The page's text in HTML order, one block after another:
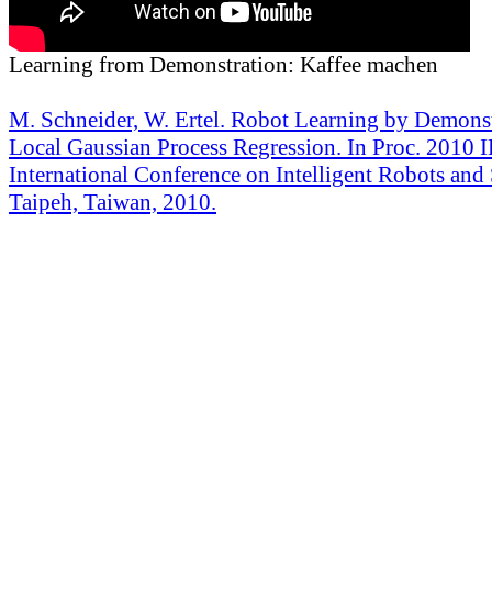
Learning from Demonstration: Kaffee machen
M. Schneider, W. Ertel. Robot Learning by
Local Gaussian Process Regression. In Proc. 2010
International Conference on Intelligent Robots and
Taipeh, Taiwan, 2010.